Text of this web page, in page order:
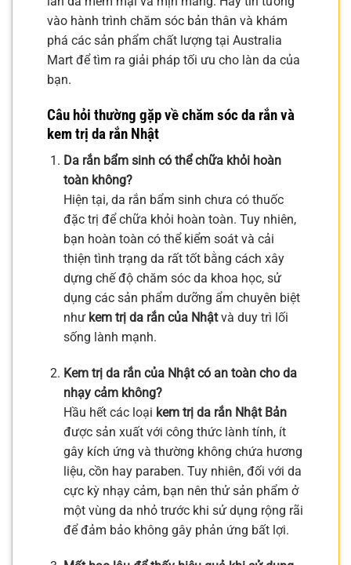
vào hành trình chăm sóc bản thân và khám
phá các sản phẩm chất lượng tại Australia
Mart để tìm ra giải pháp tối ưu cho làn da của
bạn.
Câu hỏi thường gặp về chăm sóc da rắn và
kem trị da rắn Nhật
Da rắn bẩm sinh có thể chữa khỏi hoàn
toàn không?
Hiện tại, da rắn bẩm sinh chưa có thuốc
đặc trị để chữa khỏi hoàn toàn. Tuy nhiên,
bạn hoàn toàn có thể kiểm soát và cải
thiện tình trạng da rất tốt bằng cách xây
dựng chế độ chăm sóc da khoa học, sử
dụng các sản phẩm dưỡng ẩm chuyên biệt
như kem trị da rắn của Nhậtvà duy trì lối
sống lành mạnh.
Kem trị da rắn của Nhật có an toàn cho da
nhạy cảm không?
Hầu hết các loại kem trị da rắn Nhật Bản
được sản xuất với công thức lành tính, ít
gây kích ứng và thường không chứa hương
liệu, cồn hay paraben. Tuy nhiên, đối với da
cực kỳ nhạy cảm, bạn nên thử sản phẩm ở
một vùng da nhỏ trước khi sử dụng rộng rãi
để đảm bảo không gây phản ứng bất lợi.